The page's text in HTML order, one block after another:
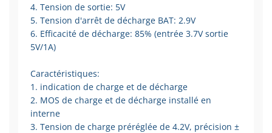
4. Tension de sortie: 5V
5. Tension d'arrêt de décharge BAT: 2.9V
6. Efficacité de décharge: 85% (entrée 3.7V sortie
5V/1A)
Caractéristiques:
1. indication de charge et de décharge
2. MOS de charge et de décharge installé en
interne
3. Tension de charge préréglée de 4.2V, précision ±